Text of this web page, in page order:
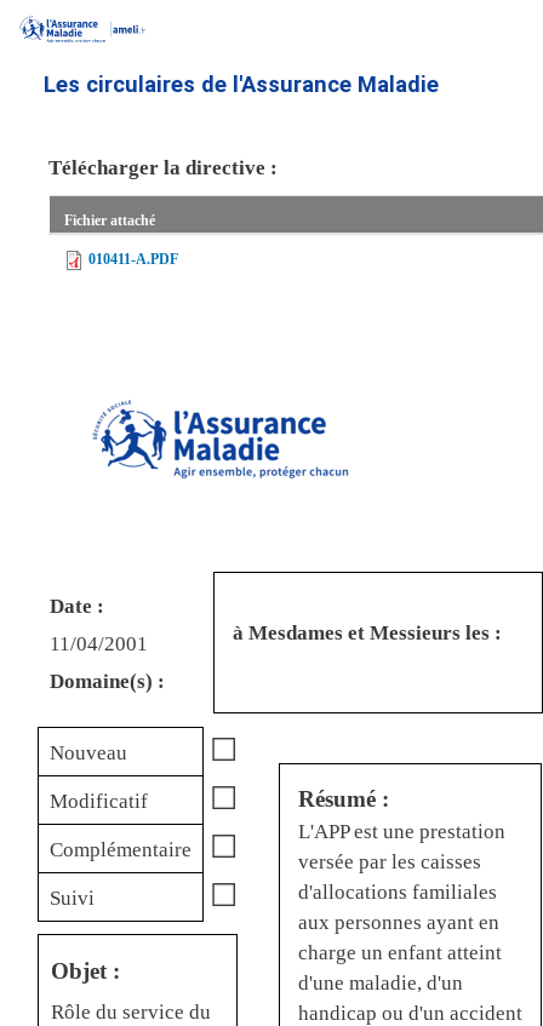
contenu
Les circulaires de l'Assurance Maladie
Télécharger la directive :
Fichier attaché
010411-A.PDF
Date :
11/04/2001
Domaine(s) :
à Mesdames et Messieurs les :
Nouveau ☐
Modificatif ☐
Complémentaire ☐
Suivi ☐
Objet :
Rôle du service du
Résumé :
L'APP est une prestation
versée par les caisses
d'allocations familiales
aux personnes ayant en
charge un enfant atteint
d'une maladie, d'un
handicap ou d'un accident